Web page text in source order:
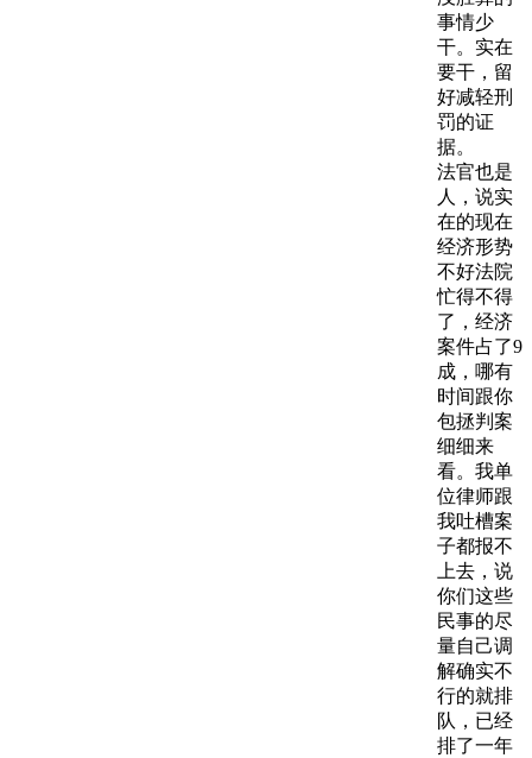
事情少
干。实在
要干，留
好减轻刑
罚的证
据。
法官也是
人，说实
在的现在
经济形势
不好法院
忙得不得
了，经济
案件占了9
成，哪有
时间跟你
包拯判案
细细来
看。我单
位律师跟
我吐槽案
子都报不
上去，说
你们这些
民事的尽
量自己调
解确实不
行的就排
队，已经
排了一年